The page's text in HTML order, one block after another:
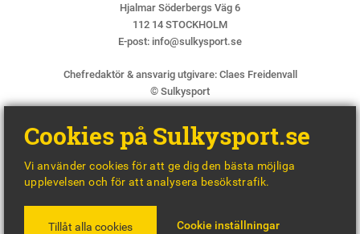
Hjalmar Söderbergs Väg 6
112 14 STOCKHOLM
E-post: info@sulkysport.se
Chefredaktör & ansvarig utgivare: Claes Freidenvall
© Sulkysport
BY
Cookies på Sulkysport.se
Vi använder cookies för att ge dig den bästa möjliga
upplevelsen och för att analysera besökstrafik.
Tillåt alla cookies Cookie inställningar